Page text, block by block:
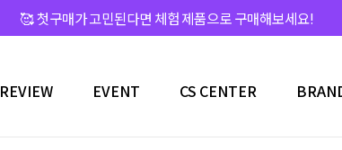
회원가입 시 바로 사용 가능한 할인쿠폰 증정👉[가입하기]
REVIEW EVENT CS CENTER